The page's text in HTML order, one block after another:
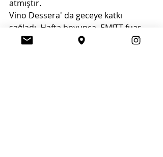
atmıştır.
Vino Dessera' da geceye katkı
sağladı. Hafta boyunca, EMITT fuar
alanı yanısıra ,  Qubbe Istanbul ,